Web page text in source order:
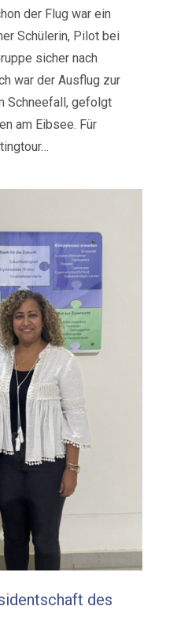
der Flug war ein
Schülerin, Pilot bei
sicher nach
war der Ausflug zur
Schneefall, gefolgt
am Eibsee. Für
des